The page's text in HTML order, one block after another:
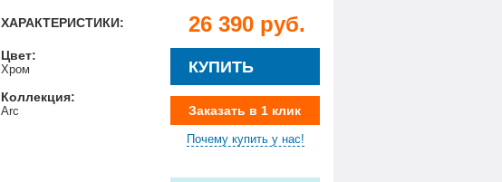
ХАРАКТЕРИСТИКИ:
Цвет:
Хром
Коллекция:
Arc
26 390 руб.
КУПИТЬ
Заказать в 1 клик
Почему купить у нас!